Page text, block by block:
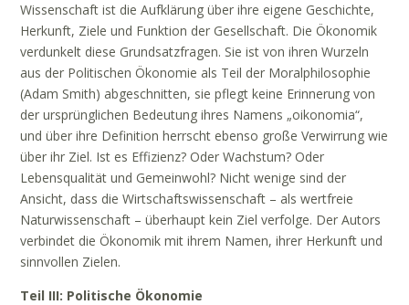
Wissenschaft ist die Aufklärung über ihre eigene Geschichte,
Herkunft, Ziele und Funktion der Gesellschaft. Die Ökonomik
verdunkelt diese Grundsatzfragen. Sie ist von ihren Wurzeln
aus der Politischen Ökonomie als Teil der Moralphilosophie
(Adam Smith) abgeschnitten, sie pflegt keine Erinnerung von
der ursprünglichen Bedeutung ihres Namens „oikonomia“,
und über ihre Definition herrscht ebenso große Verwirrung wie
über ihr Ziel. Ist es Effizienz? Oder Wachstum? Oder
Lebensqualität und Gemeinwohl? Nicht wenige sind der
Ansicht, dass die Wirtschaftswissenschaft – als wertfreie
Naturwissenschaft – überhaupt kein Ziel verfolge. Der Autors
verbindet die Ökonomik mit ihrem Namen, ihrer Herkunft und
sinnvollen Zielen.
Teil III: Politische Ökonomie